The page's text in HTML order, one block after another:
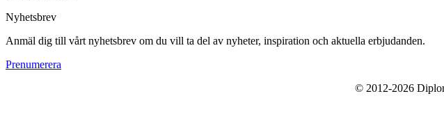
Nyhetsbrev
Anmäl dig till vårt nyhetsbrev om du vill ta del av nyheter, inspiration och aktuella erbjudanden.
Prenumerera
© 2012-2026